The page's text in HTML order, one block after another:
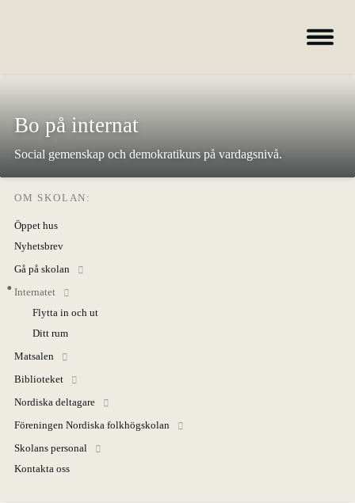
Kurser
Om skolan
Nordiska deltagare
Allmän kurs
Teater
Distans
Senior
Bo på internat
Social gemenskap och demokratikurs på vardagsnivå.
OM SKOLAN:
Öppet hus
Nyhetsbrev
Gå på skolan
Internatet
Flytta in och ut
Ditt rum
Matsalen
Biblioteket
Nordiska deltagare
Föreningen Nordiska folkhögskolan
Skolans personal
Kontakta oss